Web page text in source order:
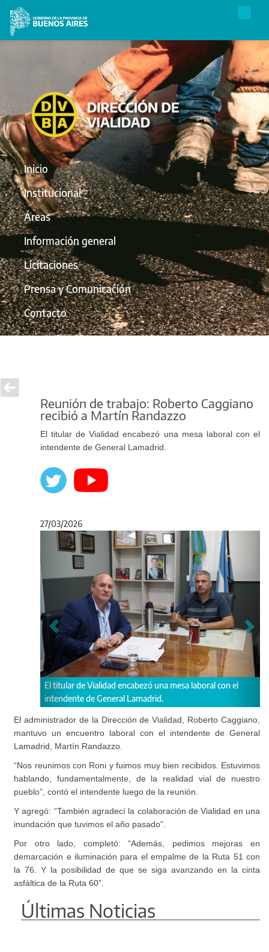
Inicio
Institucional
Áreas
Información general
Licitaciones
Prensa y Comunicación
Contacto
Reunión de trabajo: Roberto Caggiano
recibió a Martín Randazzo
El titular de Vialidad encabezó una mesa laboral con el
intendente de General Lamadrid.
27/03/2026
encabezó una mesa laboral con el
General Lamadrid.
El intendente de
Anterior
El administrador de la Dirección de Vialidad, Roberto Caggiano,
mantuvo un encuentro laboral con el intendente de General
Lamadrid, Martín Randazzo.
“Nos reunimos con Roni y fuimos muy bien recibidos. Estuvimos
hablando, fundamentalmente, de la realidad vial de nuestro
pueblo”, contó el intendente luego de la reunión.
Y agregó: “También agradecí la colaboración de Vialidad en una
inundación que tuvimos el año pasado”.
Por otro lado, completó: “Además, pedimos mejoras en
demarcación e iluminación para el empalme de la Ruta 51 con
la 76. Y la posibilidad de que se siga avanzando en la cinta
asfáltica de la Ruta 60”.
Últimas Noticias